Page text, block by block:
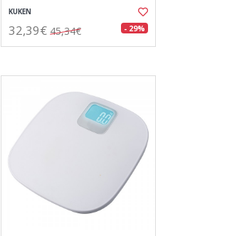
KUKEN
32,39€ 45,34€ - 29%